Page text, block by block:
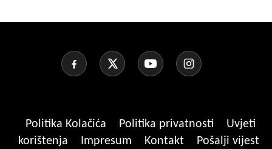
Politika Kolačića Politika privatnosti
Uvjeti
korištenja
Impresum Kontakt
Pošalji vijest